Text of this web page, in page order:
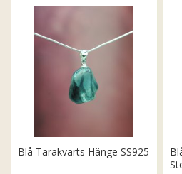
Blå Tarakvarts Hänge SS925